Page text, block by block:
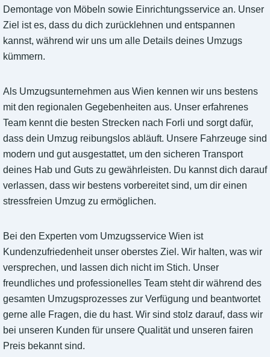
Demontage von Möbeln sowie Einrichtungsservice an. Unser
Ziel ist es, dass du dich zurücklehnen und entspannen
kannst, während wir uns um alle Details deines Umzugs
kümmern.
Als Umzugsunternehmen aus Wien kennen wir uns bestens
mit den regionalen Gegebenheiten aus. Unser erfahrenes
Team kennt die besten Strecken nach Forli und sorgt dafür,
dass dein Umzug reibungslos abläuft. Unsere Fahrzeuge sind
modern und gut ausgestattet, um den sicheren Transport
deines Hab und Guts zu gewährleisten. Du kannst dich darauf
verlassen, dass wir bestens vorbereitet sind, um dir einen
stressfreien Umzug zu ermöglichen.
Bei den Experten vom Umzugsservice Wien ist
Kundenzufriedenheit unser oberstes Ziel. Wir halten, was wir
versprechen, und lassen dich nicht im Stich. Unser
freundliches und professionelles Team steht dir während des
gesamten Umzugsprozesses zur Verfügung und beantwortet
gerne alle Fragen, die du hast. Wir sind stolz darauf, dass wir
bei unseren Kunden für unsere Qualität und unseren fairen
Preis bekannt sind.